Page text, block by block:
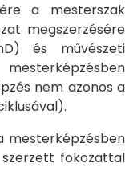
a mesterszak
megszerzésére
és művészeti
nem azonos a
mesterképzésben
fokozattal